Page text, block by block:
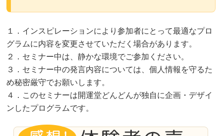
１．インスピレーションにより参加者にとって最適なプロ
グラムに内容を変更させていただく場合があります。
２．セミナー中は、静かな環境でご参加ください。
３．セミナー中の発言内容については、個人情報を守るた
め秘密厳守でお願いします。
４．このセミナーは開運堂どんどんが独自に企画・デザイ
ンしたプログラムです。